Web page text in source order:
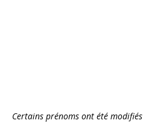
Certains prénoms ont été modifiés